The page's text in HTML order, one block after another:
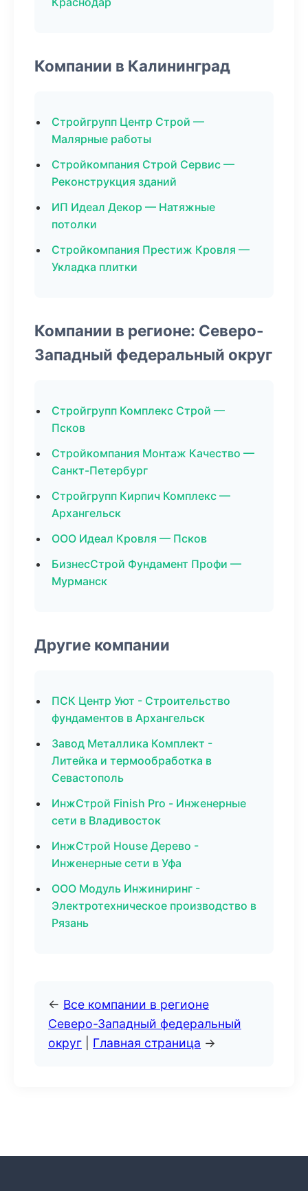
Компании в Калининград
Стройгрупп Центр Строй —
Малярные работы
Стройкомпания Строй Сервис —
Реконструкция зданий
ИП Идеал Декор — Натяжные
потолки
Стройкомпания Престиж Кровля —
Укладка плитки
Компании в регионе: Северо-
Западный федеральный округ
Стройгрупп Комплекс Строй —
Псков
Стройкомпания Монтаж Качество —
Санкт-Петербург
Стройгрупп Кирпич Комплекс —
Архангельск
ООО Идеал Кровля — Псков
БизнесСтрой Фундамент Профи —
Мурманск
Другие компании
ПСК Центр Уют - Строительство
фундаментов в Архангельск
Завод Металлика Комплект -
Литейка и термообработка в
Севастополь
ИнжСтрой Finish Pro - Инженерные
сети в Владивосток
ИнжСтрой House Дерево -
Инженерные сети в Уфа
ООО Модуль Инжиниринг -
Электротехническое производство в
Рязань
← Все компании в регионе
Северо-Западный федеральный
округ
Главная страница →